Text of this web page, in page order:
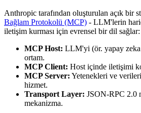
Anthropic tarafından oluşturulan açık bir
Bağlam Protokolü (MCP) - LLM'lerin
iletişim kurması için evrensel bir dil sağlar:
MCP Host: LLM'yi (ör. yapay
ortam.
MCP Client: Host içinde iletişimi
MCP Server: Yetenekleri ve
hizmet.
Transport Layer: JSON-RPC 2.0
mekanizma.